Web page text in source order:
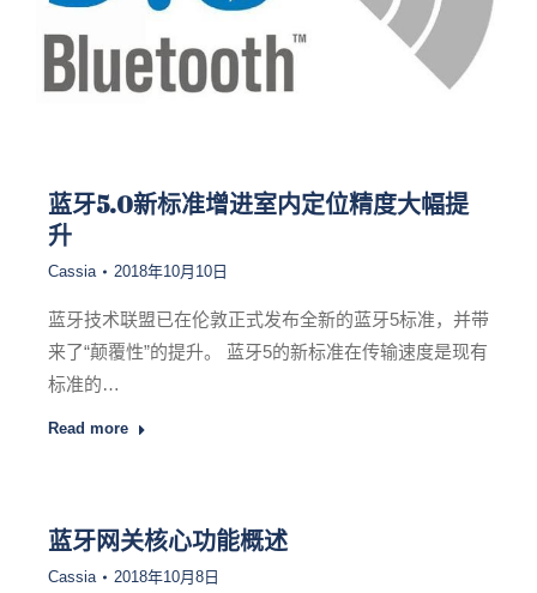
蓝牙5.0新标准增进室内定位精度大幅提
升
Cassia 2018年10月10日
蓝牙技术联盟已在伦敦正式发布全新的蓝牙5标准，并带
来了“颠覆性”的提升。 蓝牙5的新标准在传输速度是现有
标准的…
Read more
蓝牙网关核心功能概述
Cassia 2018年10月8日